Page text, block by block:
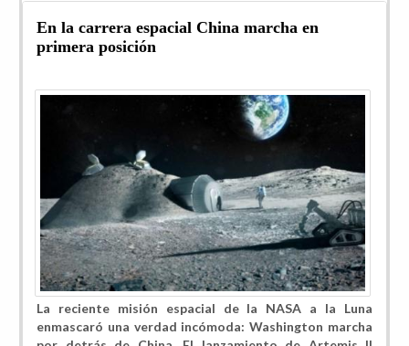
En la carrera espacial China marcha en
primera posición
La reciente misión espacial de la NASA a la Luna
enmascaró una verdad incómoda: Washington marcha